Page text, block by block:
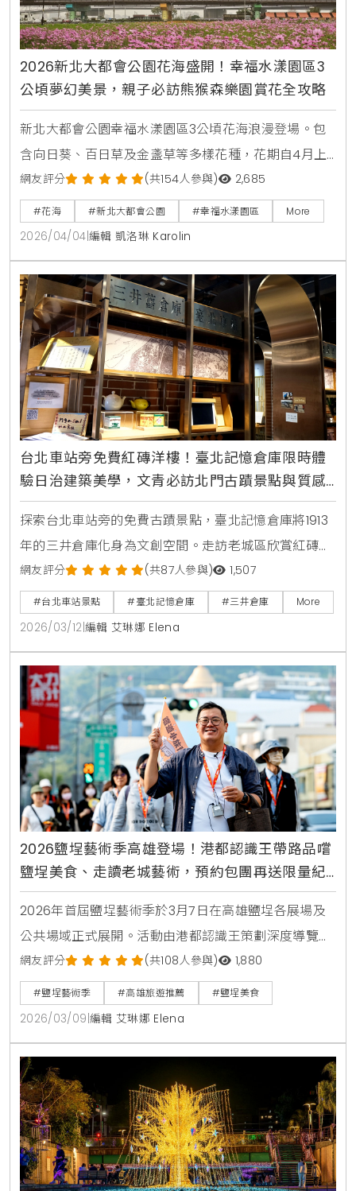
2026新北大都會公園花海盛開！幸福水漾園區3
公頃夢幻美景，親子必訪熊猴森樂園賞花全攻略
新北大都會公園幸福水漾園區3公頃花海浪漫登場。包
含向日葵、百日草及金盞草等多樣花種，花期自4月上
旬起至5月中旬。本文整理最佳賞花時間、交通資訊及
周邊景點，是春日親子旅遊與美拍打卡的必去選擇。
網友評分 (共154人參與) 2,685
#花海 #新北大都會公園 #幸福水漾園區 More
2026/04/04 編輯 凱洛琳 Karolin
台北車站旁免費紅磚洋樓！臺北記憶倉庫限時體
驗日治建築美學，文青必訪北門古蹟景點與質感
咖啡廳
探索台北車站旁的免費古蹟景點，臺北記憶倉庫將1913
年的三井倉庫化身為文創空間。走訪老城區欣賞紅磚半
圓拱門的日治建築之美，在百年的洋樓中品嚐咖啡，感
受跨越時空的台北歷史魅力。
網友評分 (共87人參與) 1,507
#台北車站景點 #臺北記憶倉庫 #三井倉庫 More
2026/03/12 編輯 艾琳娜 Elena
2026鹽埕藝術季高雄登場！港都認識王帶路品嚐
鹽埕美食、走讀老城藝術，預約包團再送限量紀
念小物
2026年首屆鹽埕藝術季於3月7日在高雄鹽埕各展場及
公共場域正式展開。活動由港都認識王策劃深度導覽，
結合在地美食與歷史場域走讀，邀請20組國內外藝術家
以「鹽域共振」為題，串聯20組作品與11個展點。民眾
可透過主題走讀深入老城巷弄，體驗與眾不同的港都日
常美學。
網友評分 (共108人參與) 1,880
#鹽埕藝術季 #高雄旅遊推薦 #鹽埕美食
2026/03/09 編輯 艾琳娜 Elena